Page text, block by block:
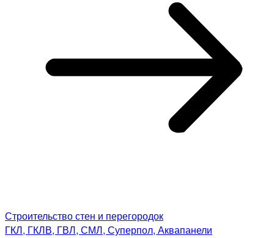
Строительство стен и перегородок
ГКЛ, ГКЛВ, ГВЛ, СМЛ, Суперпол, Аквапанели